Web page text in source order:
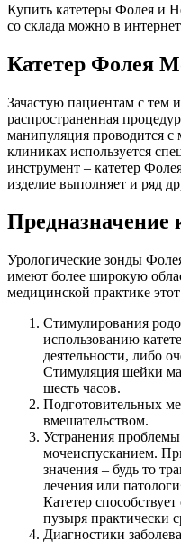
Купить катетеры Фолея и
со склада можно в
Катетер Фолея
Зачастую пациентам с тем
распространенная
манипуляция проводится
клиниках используется
инструмент – катетер
изделие выполняет и ряд
Предназначение
Урологические зонды
имеют более широкую
медицинской практике
Стимулирования
использованию
деятельности, либо
Стимуляция шейки
шесть часов.
Подготовительных
вмешательством.
Устранения
мочеиспусканием.
значения – будь то
лечения или
Катетер
пузыря практически
Диагностики